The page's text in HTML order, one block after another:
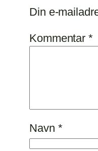
Din e-
Kommentar*
Navn *